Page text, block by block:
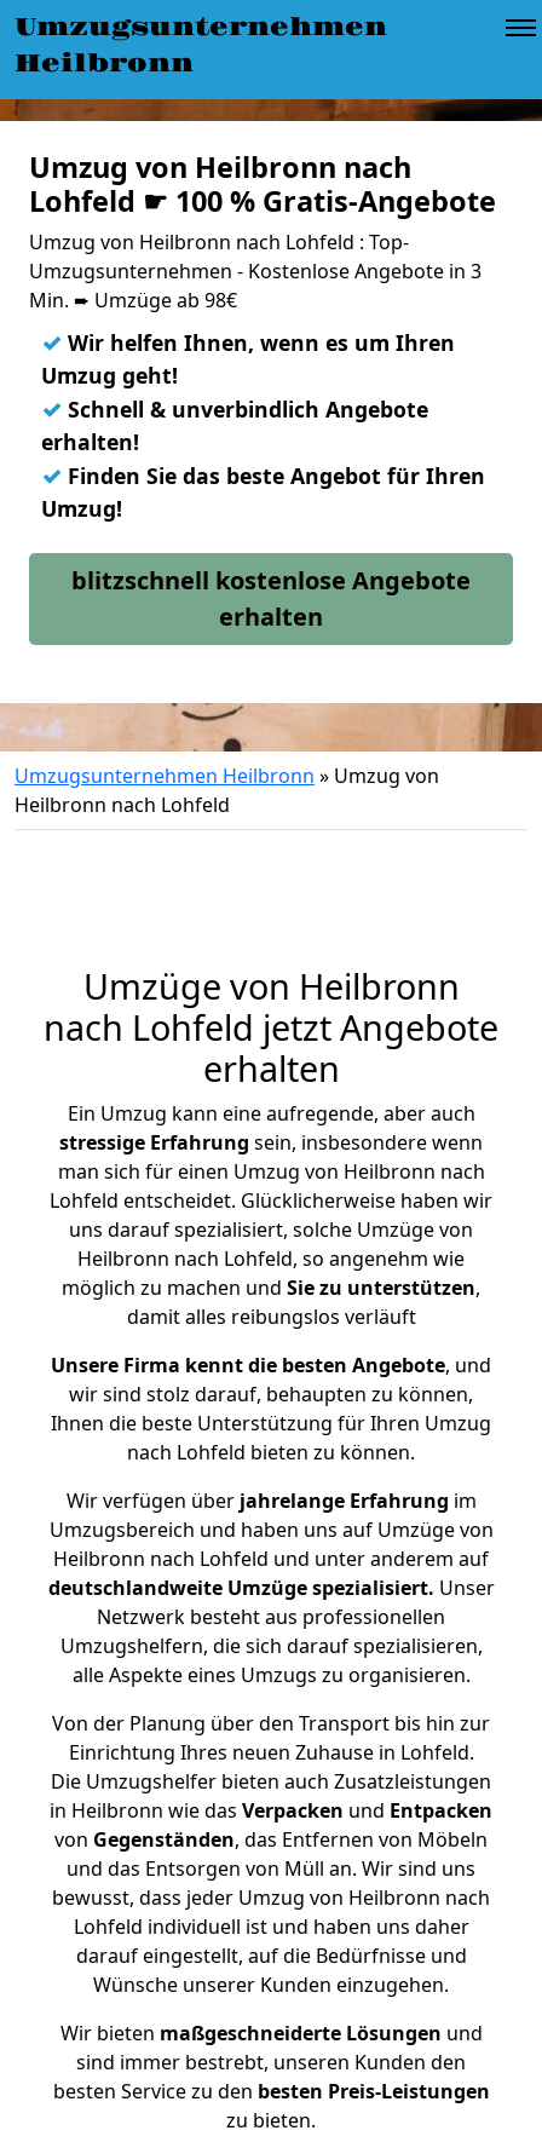
Umzugsunternehmen
Heilbronn
Umzug von Heilbronn nach
Lohfeld ☛ 100 % Gratis-Angebote
Umzug von Heilbronn nach Lohfeld : Top-
Umzugsunternehmen - Kostenlose Angebote in 3
Min. ➨ Umzüge ab 98€
✓ Wir helfen Ihnen, wenn es um Ihren
Umzug geht!
✓ Schnell & unverbindlich Angebote
erhalten!
✓ Finden Sie das beste Angebot für Ihren
Umzug!
blitzschnell kostenlose Angebote
erhalten
Umzugsunternehmen Heilbronn » Umzug von
Heilbronn nach Lohfeld
Umzüge von Heilbronn
nach Lohfeld jetzt Angebote
erhalten
Ein Umzug kann eine aufregende, aber auch
stressige Erfahrung sein, insbesondere wenn
man sich für einen Umzug von Heilbronn nach
Lohfeld entscheidet. Glücklicherweise haben wir
uns darauf spezialisiert, solche Umzüge von
Heilbronn nach Lohfeld, so angenehm wie
möglich zu machen und Sie zu unterstützen,
damit alles reibungslos verläuft
Unsere Firma kennt die besten Angebote, und
wir sind stolz darauf, behaupten zu können,
Ihnen die beste Unterstützung für Ihren Umzug
nach Lohfeld bieten zu können.
Wir verfügen überjahrelange Erfahrung im
Umzugsbereich und haben uns auf Umzüge von
Heilbronn nach Lohfeld und unter anderem auf
deutschlandweite Umzüge spezialisiert. Unser
Netzwerk besteht aus professionellen
Umzugshelfern, die sich darauf spezialisieren,
alle Aspekte eines Umzugs zu organisieren.
Von der Planung über den Transport bis hin zur
Einrichtung Ihres neuen Zuhause in Lohfeld.
Die Umzugshelfer bieten auch Zusatzleistungen
in Heilbronn wie das Verpacken und Entpacken
von Gegenständen, das Entfernen von Möbeln
und das Entsorgen von Müll an. Wir sind uns
bewusst, dass jeder Umzug von Heilbronn nach
Lohfeld individuell ist und haben uns daher
darauf eingestellt, auf die Bedürfnisse und
Wünsche unserer Kunden einzugehen.
Wir bieten maßgeschneiderte Lösungen und
sind immer bestrebt, unseren Kunden den
besten Service zu den besten Preis-Leistungen
zu bieten.